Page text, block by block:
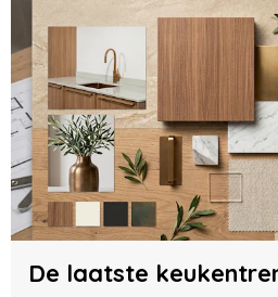
De laatste